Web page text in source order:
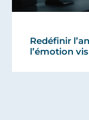
Redéfinir
l’émotion